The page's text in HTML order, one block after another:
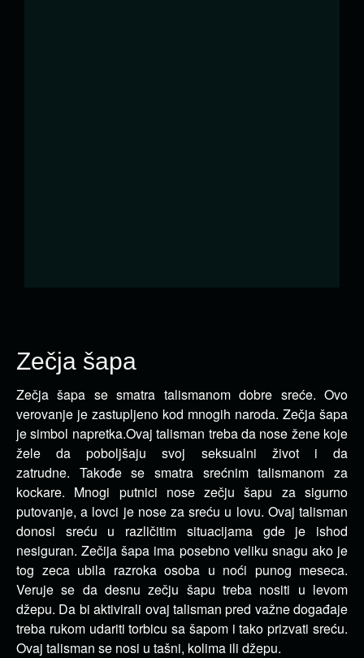
Zečja šapa
Zečja šapa se smatra talismanom dobre sreće. Ovo
verovanje je zastupljeno kod mnogih naroda. Zečja šapa
je simbol napretka.Ovaj talisman treba da nose žene koje
žele da poboljšaju svoj seksualni život i da
zatrudne. Takođe se smatra srećnim talismanom za
kockare. Mnogi putnici nose zečju šapu za sigurno
putovanje, a lovci je nose za sreću u lovu. Ovaj talisman
donosi sreću u različitim situacijama gde je ishod
nesiguran. Zečija šapa ima posebno veliku snagu ako je
tog zeca ubila razroka osoba u noći punog meseca.
Veruje se da desnu zečju šapu treba nositi u levom
džepu. Da bi aktivirali ovaj talisman pred važne događaje
treba rukom udariti torbicu sa šapom i tako prizvati sreću.
Ovaj talisman se nosi u tašni, kolima ili džepu.